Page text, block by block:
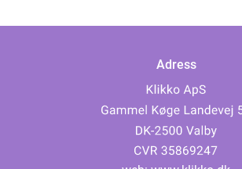
Adress